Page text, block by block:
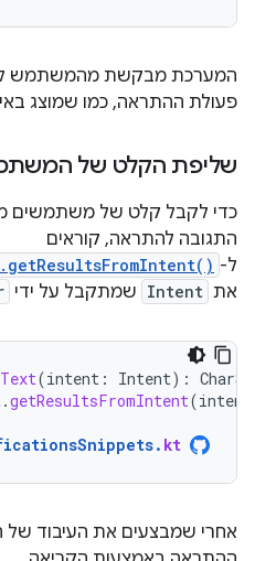
המערכת מבקשת מהמשתמש
פעולת ההתראה, כמו שמוצג
שליפת הקלט של
כדי לקבל קלט של
התגובה להתראה, קוראים
ל-
את Intent שמתקבל על ידי
(intent : Intent):
.getResultsFromIntent(intent
. kt
אחרי שמבצעים את העיבוד